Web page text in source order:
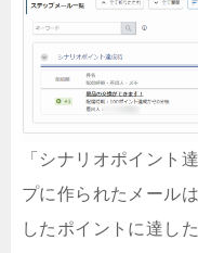
「シナリオポイント
プに作られたメール
したポイントに達し